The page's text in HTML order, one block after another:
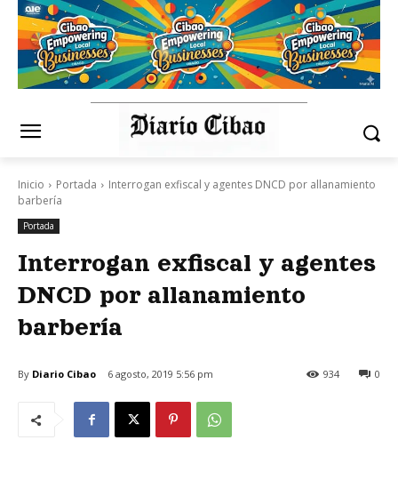
Inicio Portada
Interrogan exfiscal y agentes DNCD por allanamiento
barbería
Portada
Interrogan exfiscal y agentes
DNCD por allanamiento
barbería
By Diario Cibao 6 agosto, 2019 5:56 pm 0
934